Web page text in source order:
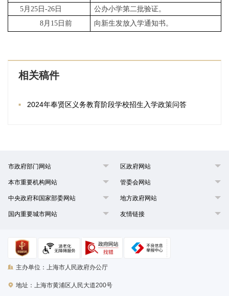
5月25日-26日
公办小学第二批验证。
8月15日前
向新生发放入学通知书。
相关稿件
2024年奉贤区义务教育阶段学校招生入学政策问答
市政府部门网站 区政府网站
本市重要机构网站 管委会网站
中央政府和国家部委网站 地方政府网站
国内重要城市网站 友情链接
主办单位：上海市人民政府办公厅
地址：上海市黄浦区人民大道200号